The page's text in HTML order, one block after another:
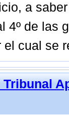
a
4º de las
cual se
Tribunal